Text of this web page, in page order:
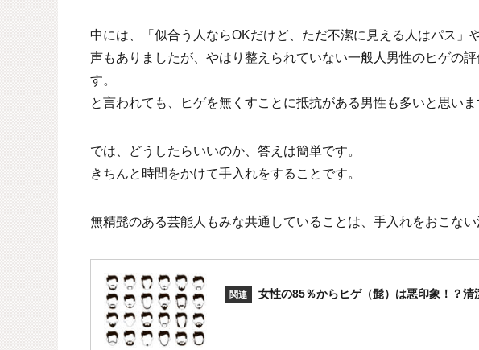
中には、「似合う人ならOKだけど、ただ不潔に見える人はパス」
声もありましたが、やはり整えられていない一般人男性のヒゲの
す。
と言われても、ヒゲを無くすことに抵抗がある男性も多いと思いま
では、どうしたらいいのか、答えは簡単です。
きちんと時間をかけて手入れをすることです。
無精髭のある芸能人もみな共通していることは、手入れをおこない
女性の85％からヒゲ（髭）は悪印象！？